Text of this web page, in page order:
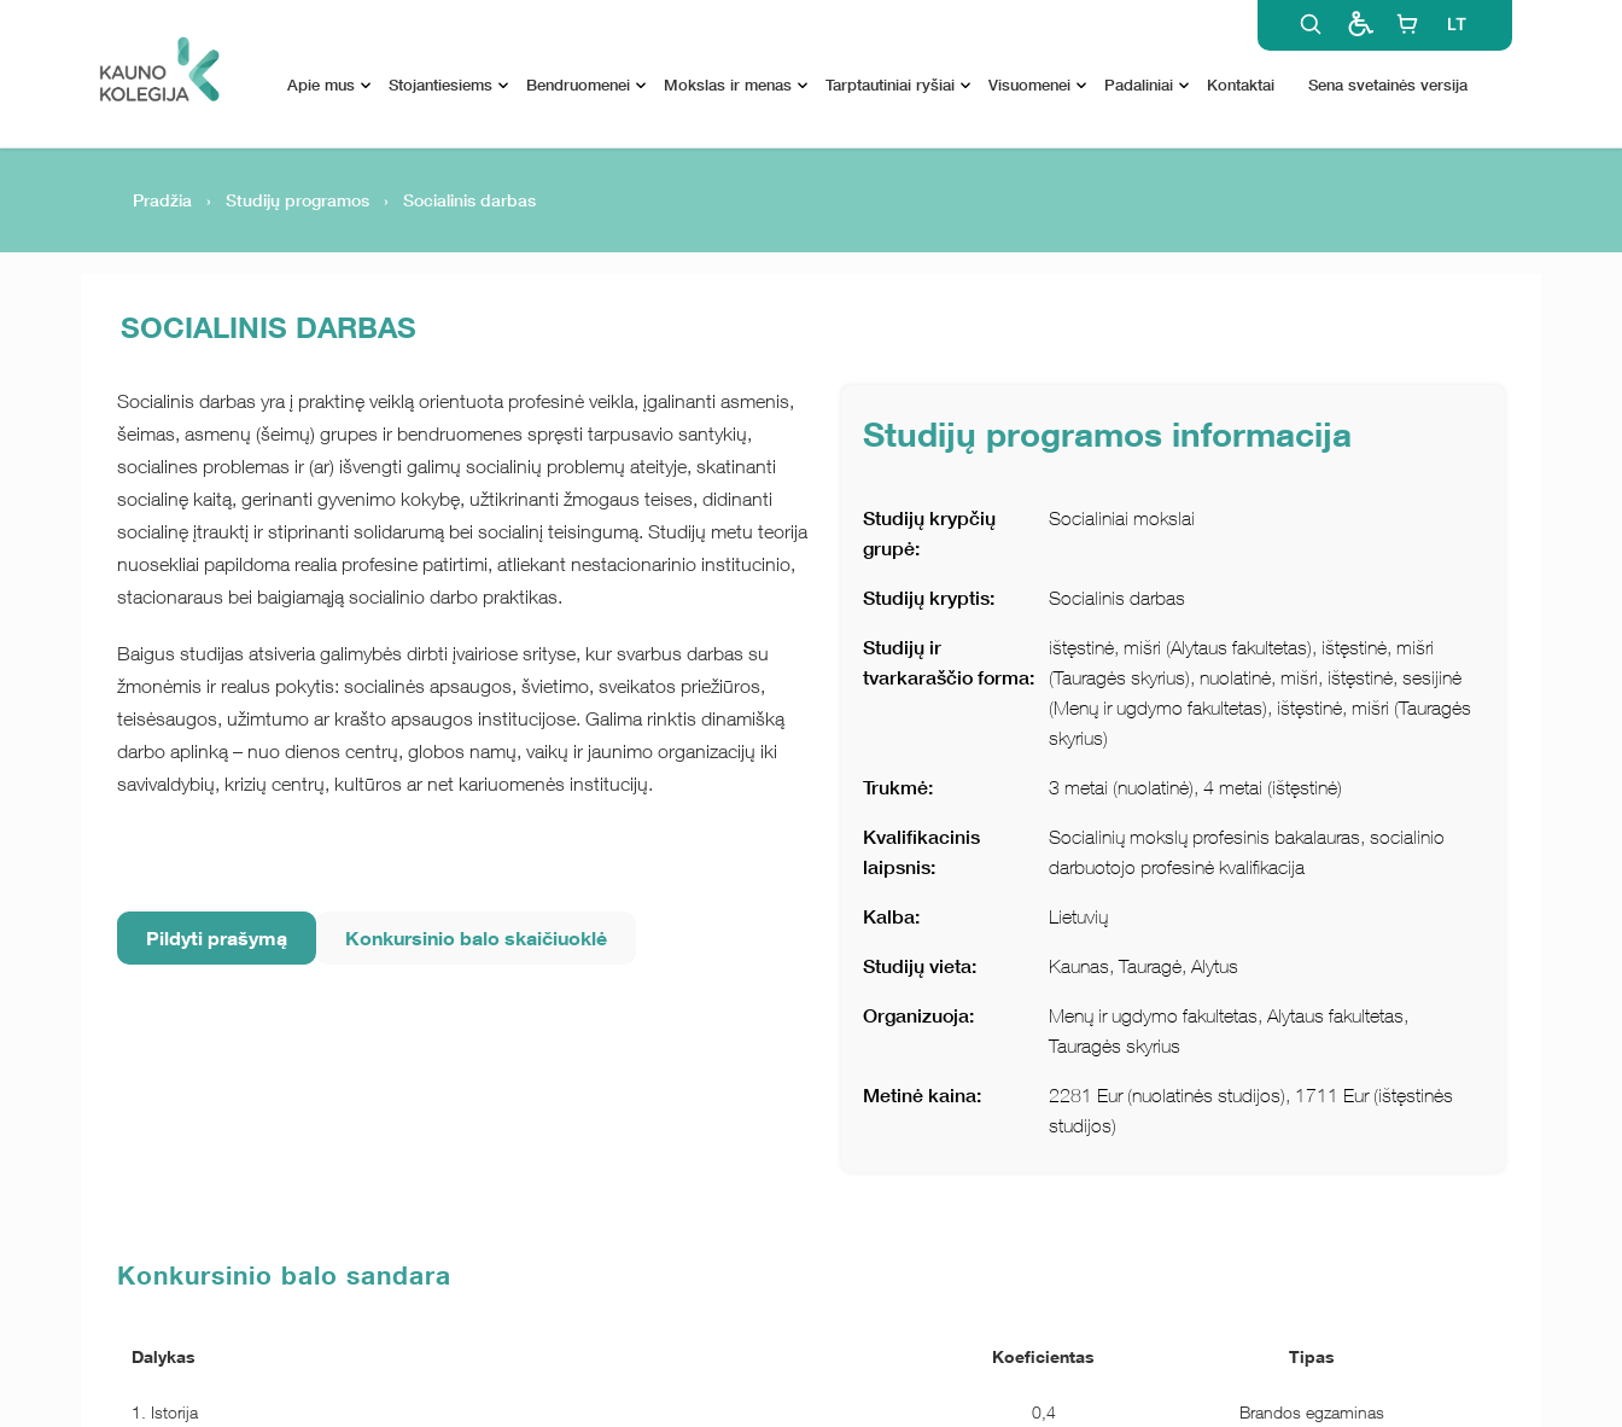
Apie mus Stojantiesiems Bendruomenei Mokslas ir menas Tarptautiniai ryšiai Visuomenei Padaliniai Kontaktai Sena svetainės versija
LT
Pradžia › Studijų programos › Socialinis darbas
SOCIALINIS DARBAS
Socialinis darbas yra į praktinę veiklą orientuota profesinė veikla, įgalinanti asmenis,
šeimas, asmenų (šeimų) grupes ir bendruomenes spręsti tarpusavio santykių,
socialines problemas ir (ar) išvengti galimų socialinių problemų ateityje, skatinanti
socialinę kaitą, gerinanti gyvenimo kokybę, užtikrinanti žmogaus teises, didinanti
socialinę įtrauktį ir stiprinanti solidarumą bei socialinį teisingumą.Studijų metu teorija
nuosekliai papildoma realia profesine patirtimi, atliekant nestacionarinio institucinio,
stacionaraus bei baigiamąją socialinio darbo praktikas.
Baigus studijas atsiveria galimybės dirbti įvairiose srityse, kur svarbus darbas su
žmonėmis ir realus pokytis: socialinės apsaugos, švietimo, sveikatos priežiūros,
teisėsaugos, užimtumo ar krašto apsaugos institucijose.Galima rinktis dinamišką
darbo aplinką – nuo dienos centrų, globos namų, vaikų ir jaunimo organizacijų iki
savivaldybių, krizių centrų, kultūros ar net kariuomenės institucijų.
Pildyti prašymą Konkursinio balo skaičiuoklė
Studijų programos informacija
Studijų krypčių
grupė:
Socialiniai mokslai
Studijų kryptis: Socialinis darbas
Studijų ir
tvarkaraščio forma:
ištęstinė, mišri (Alytaus fakultetas), ištęstinė, mišri
(Tauragės skyrius), nuolatinė, mišri, ištęstinė, sesijinė
(Menų ir ugdymo fakultetas), ištęstinė, mišri (Tauragės
skyrius)
Trukmė: 3 metai (nuolatinė), 4 metai (ištęstinė)
Kvalifikacinis
laipsnis:
Socialinių mokslų profesinis bakalauras, socialinio
darbuotojo profesinė kvalifikacija
Kalba: Lietuvių
Studijų vieta: Kaunas, Tauragė, Alytus
Organizuoja:
Menų ir ugdymo fakultetas, Alytaus fakultetas,
Tauragės skyrius
Metinė kaina:
2281 Eur (nuolatinės studijos), 1711 Eur (ištęstinės
studijos)
Konkursinio balo sandara
Dalykas Koeficientas Tipas
1. Istorija 0,4 Brandos egzaminas